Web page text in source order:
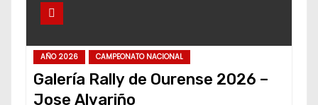
AÑO 2026 CAMPEONATO NACIONAL
Galería Rally de Ourense 2026 –
Jose Alvariño